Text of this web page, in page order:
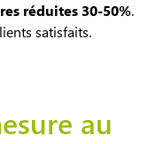
réduites 30-50%.
satisfaits.
au